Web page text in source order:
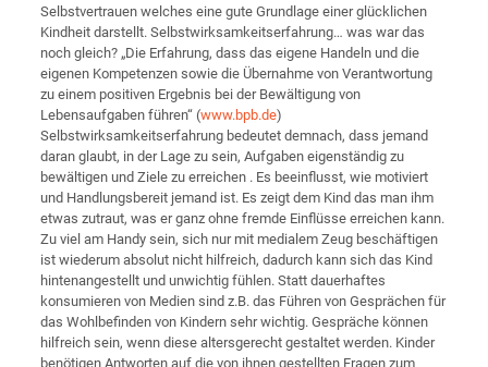
Selbstvertrauen welches eine gute Grundlage einer glücklichen
Kindheit darstellt. Selbstwirksamkeitserfahrung… was war das
noch gleich? „Die Erfahrung, dass das eigene Handeln und die
eigenen Kompetenzen sowie die Übernahme von Verantwortung
zu einem positiven Ergebnis bei der Bewältigung von
Lebensaufgaben führen“ (www.bpb.de)
Selbstwirksamkeitserfahrung bedeutet demnach, dass jemand
daran glaubt, in der Lage zu sein, Aufgaben eigenständig zu
bewältigen und Ziele zu erreichen . Es beeinflusst, wie motiviert
und Handlungsbereit jemand ist. Es zeigt dem Kind das man ihm
etwas zutraut, was er ganz ohne fremde Einflüsse erreichen kann.
Zu viel am Handy sein, sich nur mit medialem Zeug beschäftigen
ist wiederum absolut nicht hilfreich, dadurch kann sich das Kind
hintenangestellt und unwichtig fühlen. Statt dauerhaftes
konsumieren von Medien sind z.B. das Führen von Gesprächen für
das Wohlbefinden von Kindern sehr wichtig. Gespräche können
hilfreich sein, wenn diese altersgerecht gestaltet werden. Kinder
benötigen Antworten auf die von ihnen gestellten Fragen zum